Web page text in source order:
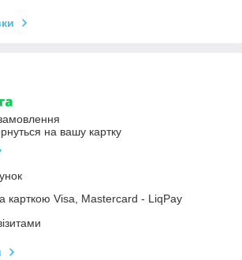
на вашу картку
карткою Visa, Mastercard - LiqPay